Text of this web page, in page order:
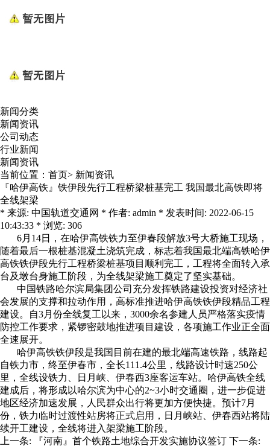
新闻分类
新闻资讯
公司动态
行业新闻
新闻资讯
当前位置： 首页> 新闻资讯
『哈伊高铁』铁伊段先行工程桥梁桩基完工 我国最北高铁即将
全线架梁
* 来源: 中国轨道交通网 * 作者: admin * 发表时间: 2022-06-15
10:43:33 * 浏览: 306
6月14日，在哈伊高铁铁力至伊春段解放3号大桥施工现场，
随着最后一根桩基混凝土浇筑完成，标志着我国最北端高铁哈伊
高铁铁伊段先行工程桥梁桩基项目顺利完工，工程将全面转入承
台及墩台身施工阶段，为全线架梁施工奠定了坚实基础。
中国铁路哈尔滨局集团公司充分发挥铁路建设投资对经济社
会发展的支撑和拉动作用，高标准推进哈伊高铁铁伊段精品工程
建设。自3月份全线复工以来，3000余名参建人员严格落实疫情
防控工作要求，紧锣密鼓地推进项目建设，各项施工作业正全面
全速展开。
哈伊高铁铁伊段是我国目前在建的最北端高速铁路，线路起
自铁力市，终至伊春市，全长111.4公里，线路设计时速250公
里，全线设铁力、日月峡、伊春西3座客运车站。哈伊高铁全线
建成后，将形成以哈尔滨为中心的2~3小时交通圈，进一步促进
地区经济加速发展，人民群众出行将更加方便快捷。预计7月
份，铁力临时过渡性站房将正式启用，日月峡站、伊春西站将陆
续开工建设，全线将进入架梁施工阶段。
上一条:
『河南』首个铁路土地综合开发实施协议签订 下一条: